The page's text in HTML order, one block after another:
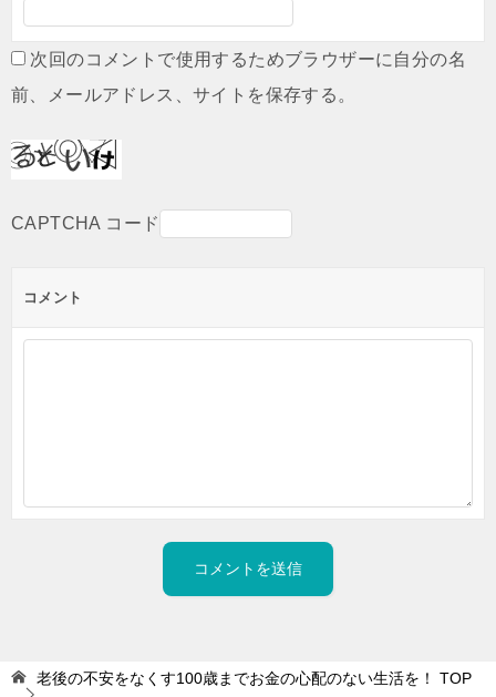
次回のコメントで使用するためブラウザーに自分の名
前、メールアドレス、サイトを保存する。
CAPTCHA コード
コメント
老後の不安をなくす100歳までお金の心配のない生活を！ TOP